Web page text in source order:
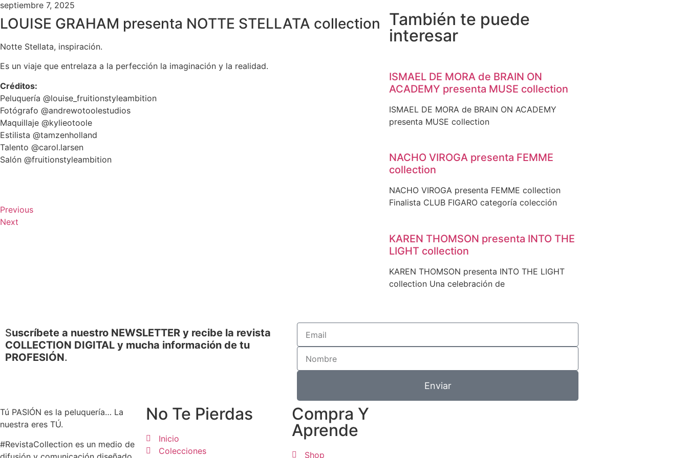
septiembre 7, 2025
LOUISE GRAHAM presenta NOTTE STELLATA collection
Notte Stellata, inspiración.
Es un viaje que entrelaza a la perfección la imaginación y la realidad.
Créditos:
Peluquería @louise_fruitionstyleambition
Fotógrafo @andrewotoolestudios
Maquillaje @kylieotoole
Estilista @tamzenholland
Talento @carol.larsen
Salón @fruitionstyleambition
Previous
Next
También te puede
interesar
ISMAEL DE MORA de BRAIN ON
ACADEMY presenta MUSE collection
ISMAEL DE MORA de BRAIN ON ACADEMY
presenta MUSE collection
NACHO VIROGA presenta FEMME
collection
NACHO VIROGA presenta FEMME collection
Finalista CLUB FIGARO categoría colección
KAREN THOMSON presenta INTO THE
LIGHT collection
KAREN THOMSON presenta INTO THE LIGHT
collection Una celebración de
Suscríbete a nuestro NEWSLETTER y recibe la revista
COLLECTION DIGITAL y mucha información de tu
PROFESIÓN.
Enviar
Tú PASIÓN es la peluquería… La
nuestra eres TÚ.
#RevistaCollection es un medio de
No Te Pierdas
Inicio
Colecciones
Compra Y
Aprende
Shop